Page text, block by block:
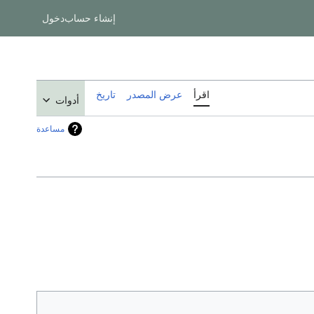
إنشاء حسابدخول
اقرأ عرض المصدر تاريخ أدوات
مساعدة